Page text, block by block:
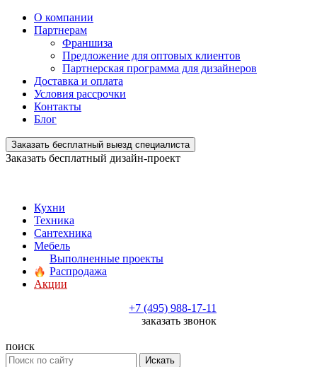
О компании
Партнерам
Франшиза
Предложение для оптовых клиентов
Партнерская программа для дизайнеров
Доставка и оплата
Условия рассрочки
Контакты
Блог
Заказать бесплатный выезд специалиста
Заказать бесплатный дизайн-проект
Кухни
Техника
Сантехника
Мебель
Выполненные проекты
Распродажа
Акции
+7 (495) 988-17-11
заказать звонок
поиск
Искать